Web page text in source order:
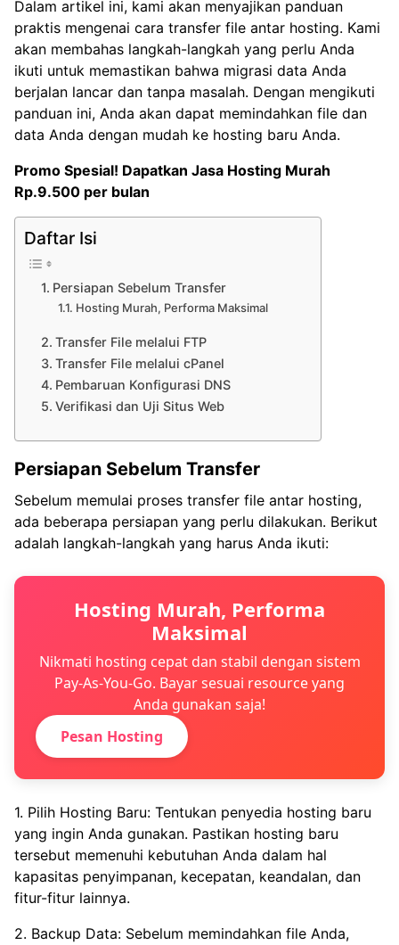
Dalam artikel ini, kami akan menyajikan panduan
praktis mengenai cara transfer file antar hosting. Kami
akan membahas langkah-langkah yang perlu Anda
ikuti untuk memastikan bahwa migrasi data Anda
berjalan lancar dan tanpa masalah. Dengan mengikuti
panduan ini, Anda akan dapat memindahkan file dan
data Anda dengan mudah ke hosting baru Anda.
Promo Spesial! Dapatkan Jasa Hosting Murah
Rp.9.500 per bulan
Daftar Isi
Persiapan Sebelum Transfer
Hosting Murah, Performa Maksimal
Transfer File melalui FTP
Transfer File melalui cPanel
Pembaruan Konfigurasi DNS
Verifikasi dan Uji Situs Web
Persiapan Sebelum Transfer
Sebelum memulai proses transfer file antar hosting,
ada beberapa persiapan yang perlu dilakukan. Berikut
adalah langkah-langkah yang harus Anda ikuti:
Hosting Murah, Performa
Maksimal
Nikmati hosting cepat dan stabil dengan sistem
Pay-As-You-Go. Bayar sesuai resource yang
Anda gunakan saja!
Pesan Hosting
1. Pilih Hosting Baru: Tentukan penyedia hosting baru
yang ingin Anda gunakan. Pastikan hosting baru
tersebut memenuhi kebutuhan Anda dalam hal
kapasitas penyimpanan, kecepatan, keandalan, dan
fitur-fitur lainnya.
2. Backup Data: Sebelum memindahkan file Anda,